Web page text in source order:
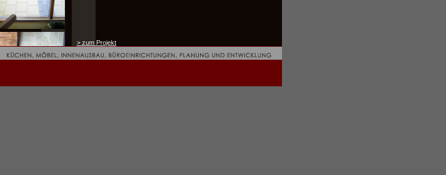
> zum Projekt